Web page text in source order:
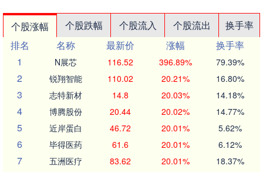
个股涨幅 个股跌幅 个股流入 个股流出
换手率
排名
名称 最新价 涨幅
换手率
1
N展芯 116.52 396.89% 79.39%
2 锐翔智能 110.02 20.21% 16.80%
3 志特新材 14.8 20.03% 14.18%
4 博腾股份 20.44 20.02% 14.77%
5 近岸蛋白 46.72 20.01% 5.62%
6 毕得医药 61.6 20.01% 6.12%
7 五洲医疗 83.62 20.01% 18.37%